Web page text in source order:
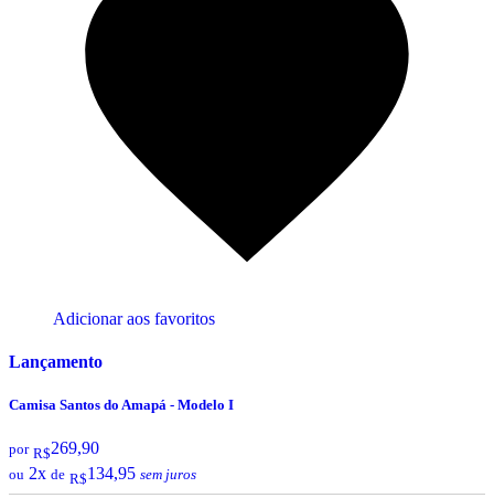
Adicionar aos favoritos
Lançamento
Camisa Santos do Amapá - Modelo I
por R$269,90
ou 2x de R$134,95 sem juros